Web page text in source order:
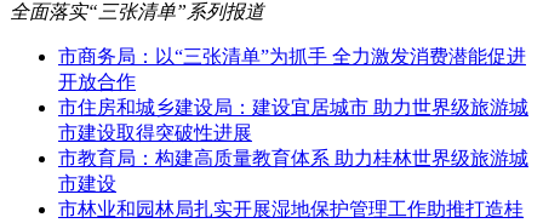
全面落实“三张清单”系列报道
市商务局：以“三张清单”为抓手 全力激发消费潜能促进
开放合作
市住房和城乡建设局：建设宜居城市 助力世界级旅游城
市建设取得突破性进展
市教育局：构建高质量教育体系 助力桂林世界级旅游城
市建设
市林业和园林局扎实开展湿地保护管理工作助推打造桂